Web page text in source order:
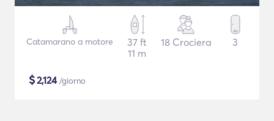
Catamarano a motore
37 ft
11 m
18 Crociera 3
$2,124/giorno